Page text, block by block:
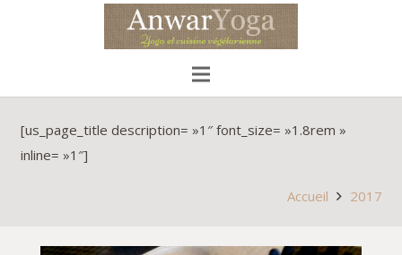
[us_page_title description= »1″ font_size= »1.8rem »
inline= »1″]
Accueil 2017